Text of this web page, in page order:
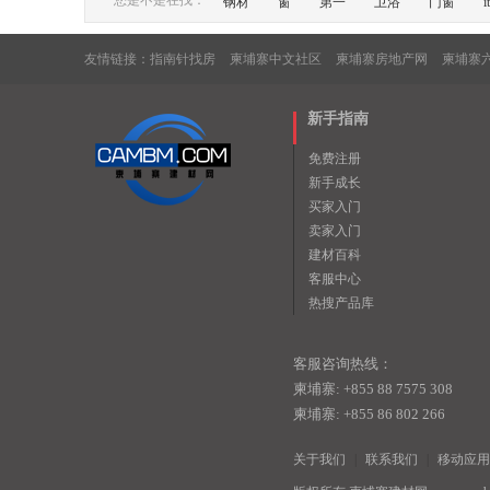
友情链接： 指南针找房 柬埔寨中文社区 柬埔寨房地产网 柬埔寨
新手指南
免费注册
新手成长
买家入门
卖家入门
建材百科
客服中心
热搜产品库
客服咨询热线：
柬埔寨: +855 88 7575 308
柬埔寨: +855 86 802 266
关于我们 联系我们 移动应用